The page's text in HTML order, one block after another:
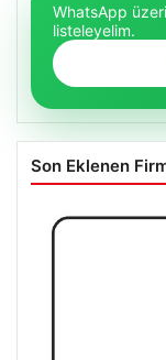
WhatsApp
listeleyelim.
Son Eklenen